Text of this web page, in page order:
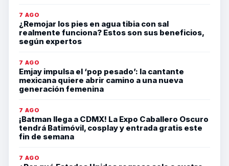
7 AGO
¿Remojar los pies en agua tibia con sal
realmente funciona? Estos son sus beneficios,
según expertos
7 AGO
Emjay impulsa el ‘pop pesado’: la cantante
mexicana quiere abrir camino a una nueva
generación femenina
7 AGO
¡Batman llega a CDMX! La Expo Caballero Oscuro
tendrá Batimóvil, cosplay y entrada gratis este
fin de semana
7 AGO